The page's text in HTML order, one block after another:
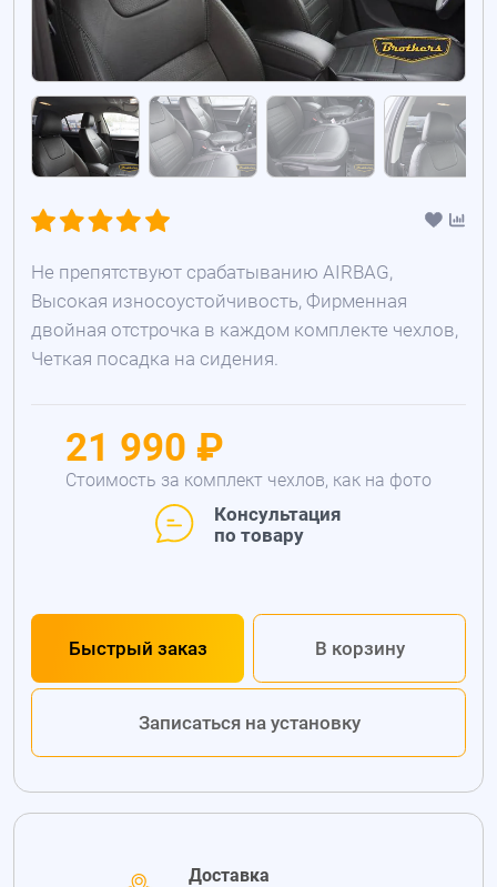
Не препятствуют срабатыванию AIRBAG,
Высокая износоустойчивость, Фирменная
двойная отстрочка в каждом комплекте чехлов,
Четкая посадка на сидения.
21 990 ₽
Стоимость за комплект чехлов, как на фото
Консультация
по товару
Быстрый заказ В корзину
Записаться на установку
Доставка